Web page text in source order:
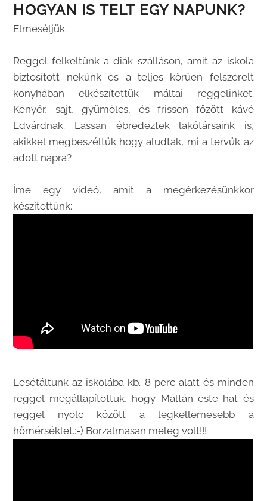
HOGYAN IS TELT EGY NAPUNK?
Elmeséljük.
Reggel felkeltünk a diák szálláson, amit az iskola
biztosított nekünk és a teljes körűen felszerelt
konyhában elkészítettük máltai reggelinket.
Kenyér, sajt, gyümölcs, és frissen főzött kávé
Edvárdnak. Lassan ébredeztek lakótársaink is,
akikkel megbeszéltük hogy aludtak, mi a tervük az
adott napra?
Íme egy videó, amit a megérkezésünkkor
készítettünk:
Lesétáltunk az iskolába kb. 8 perc alatt és minden
reggel megállapítottuk, hogy Máltán este hat és
reggel nyolc között a legkellemesebb a
hőmérséklet.:-) Borzalmasan meleg volt!!!